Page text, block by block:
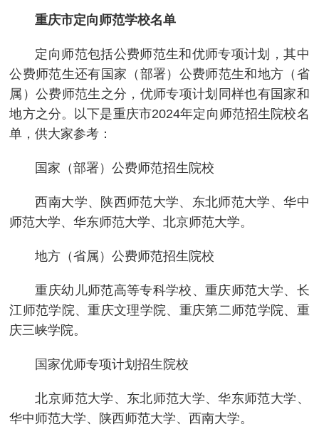
重庆市定向师范学校名单
定向师范包括公费师范生和优师专项计划，其中
公费师范生还有国家（部署）公费师范生和地方（省
属）公费师范生之分，优师专项计划同样也有国家和
地方之分。以下是重庆市2024年定向师范招生院校名
单，供大家参考：
国家（部署）公费师范招生院校
西南大学、陕西师范大学、东北师范大学、华中
师范大学、华东师范大学、北京师范大学。
地方（省属）公费师范招生院校
重庆幼儿师范高等专科学校、重庆师范大学、长
江师范学院、重庆文理学院、重庆第二师范学院、重
庆三峡学院。
国家优师专项计划招生院校
北京师范大学、东北师范大学、华东师范大学、
华中师范大学、陕西师范大学、西南大学。